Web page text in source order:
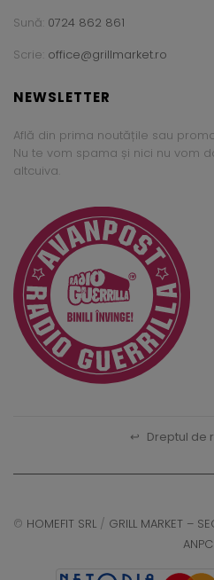
Sună: 0724 862 861
Scrie: office@grillmarket.ro
NEWSLETTER
Află din prima noutățile sau
Nu te vom spama și nici nu vom
altcuiva.
↩ Dreptul de
© HOMEFIT SRL / GRILL MARKET –
ANPC